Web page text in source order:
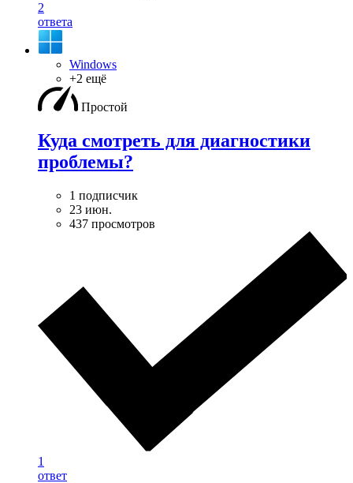
2
ответа
Windows
+2 ещё
Простой
Куда смотреть для диагностики
проблемы?
1 подписчик
23 июн.
437 просмотров
1
ответ